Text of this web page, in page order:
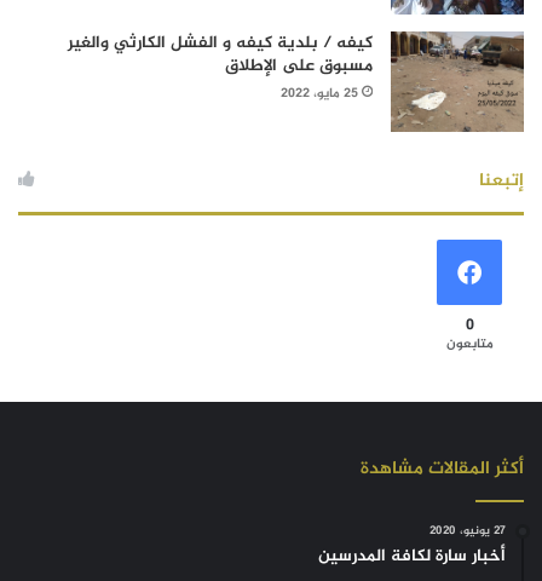
كيفه / بلدية كيفه و الفشل الكارثي والغير
مسبوق على الإطلاق
25 مايو، 2022
إتبعنا
0
متابعون
أكثر المقالات مشاهدة
27 يونيو، 2020
أخبار سارة لكافة المدرسين